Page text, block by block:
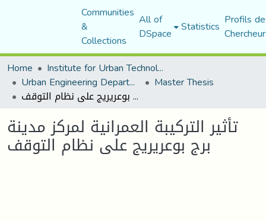
Communities
&
Collections
All of
DSpace Statistics Profils
Home
Institute for Urban Technology Management
Urban Engineering Department Master Thesis
تأثير التركيبة العمرانية لمركز مدينة برج بوعريريج على نظام التوقف
تأثير التركيبة العمرانية لمركز مدينة
برج بوعريريج على نظام التوقف